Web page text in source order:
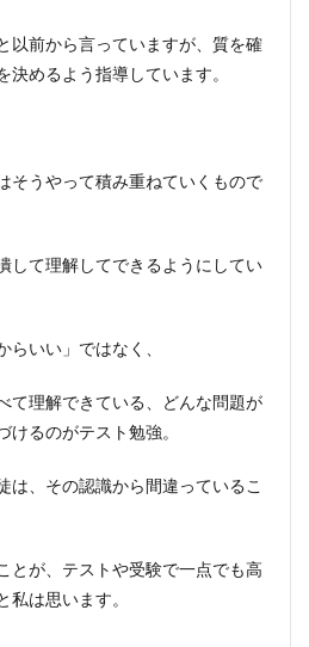
以前から言っていますが、質を確
めるよう指導しています。
そうやって積み重ねていくもので
して理解してできるようにしてい
らいい」ではなく、
て理解できている、どんな問題が
るのがテスト勉強。
は、その認識から間違っているこ
とが、テストや受験で一点でも高
私は思います。